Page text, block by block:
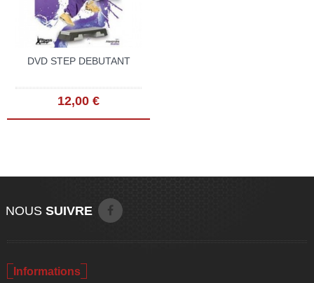
DVD STEP DEBUTANT
12,00 €
SUIVRE
NOUS
Informations